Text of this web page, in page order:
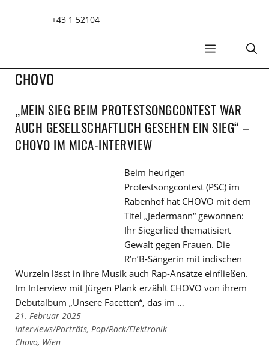
+43 1 52104
MENÜ
CHOVO
„MEIN SIEG BEIM PROTESTSONGCONTEST WAR
AUCH GESELLSCHAFTLICH GESEHEN EIN SIEG“ –
CHOVO IM MICA-INTERVIEW
Beim heurigen
Protestsongcontest (PSC) im
Rabenhof hat CHOVO mit dem
Titel „Jedermann“ gewonnen:
Ihr Siegerlied thematisiert
Gewalt gegen Frauen. Die
R’n’B-Sängerin mit indischen
Wurzeln lässt in ihre Musik auch Rap-Ansätze einfließen.
Im Interview mit Jürgen Plank erzählt CHOVO von ihrem
Debütalbum „Unsere Facetten“, das im …
21. Februar 2025
Links
zu
Interviews/Porträts, Pop/Rock/Elektronik
Links
Chovo, Wien